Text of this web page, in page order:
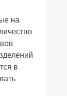
на
в